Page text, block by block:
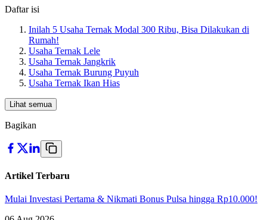
Daftar isi
Inilah 5 Usaha Ternak Modal 300 Ribu, Bisa Dilakukan di
Rumah!
Usaha Ternak Lele
Usaha Ternak Jangkrik
Usaha Ternak Burung Puyuh
Usaha Ternak Ikan Hias
Lihat semua
Bagikan
Artikel Terbaru
Mulai Investasi Pertama & Nikmati Bonus Pulsa hingga Rp10.000!